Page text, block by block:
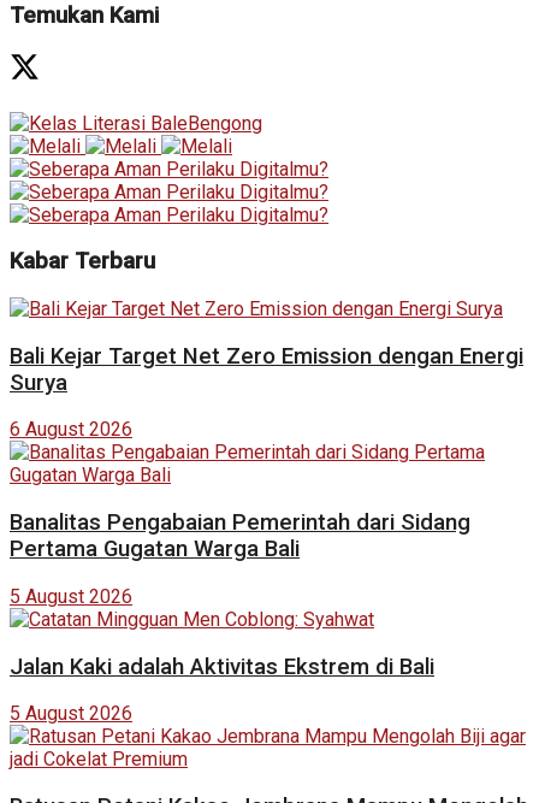
Temukan Kami
Kabar Terbaru
Bali Kejar Target Net Zero Emission dengan Energi
Surya
6 August 2026
Banalitas Pengabaian Pemerintah dari Sidang
Pertama Gugatan Warga Bali
5 August 2026
Jalan Kaki adalah Aktivitas Ekstrem di Bali
5 August 2026